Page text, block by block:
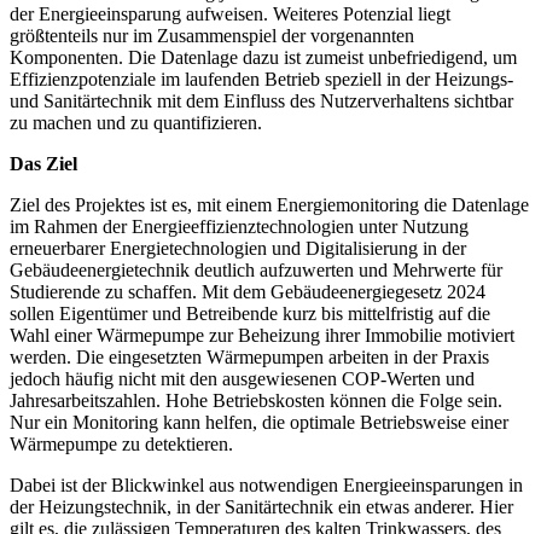
der Energieeinsparung aufweisen. Weiteres Potenzial liegt
größtenteils nur im Zusammenspiel der vorgenannten
Komponenten. Die Datenlage dazu ist zumeist unbefriedigend, um
Effizienzpotenziale im laufenden Betrieb speziell in der Heizungs-
und Sanitärtechnik mit dem Einfluss des Nutzerverhaltens sichtbar
zu machen und zu quantifizieren.
Das Ziel
Ziel des Projektes ist es, mit einem Energiemonitoring die Datenlage
im Rahmen der Energieeffizienztechnologien unter Nutzung
erneuerbarer Energietechnologien und Digitalisierung in der
Gebäudeenergietechnik deutlich aufzuwerten und Mehrwerte für
Studierende zu schaffen. Mit dem Gebäudeenergiegesetz 2024
sollen Eigentümer und Betreibende kurz bis mittelfristig auf die
Wahl einer Wärmepumpe zur Beheizung ihrer Immobilie motiviert
werden. Die eingesetzten Wärmepumpen arbeiten in der Praxis
jedoch häufig nicht mit den ausgewiesenen COP-Werten und
Jahresarbeitszahlen. Hohe Betriebskosten können die Folge sein.
Nur ein Monitoring kann helfen, die optimale Betriebsweise einer
Wärmepumpe zu detektieren.
Dabei ist der Blickwinkel aus notwendigen Energieeinsparungen in
der Heizungstechnik, in der Sanitärtechnik ein etwas anderer. Hier
gilt es, die zulässigen Temperaturen des kalten Trinkwassers, des